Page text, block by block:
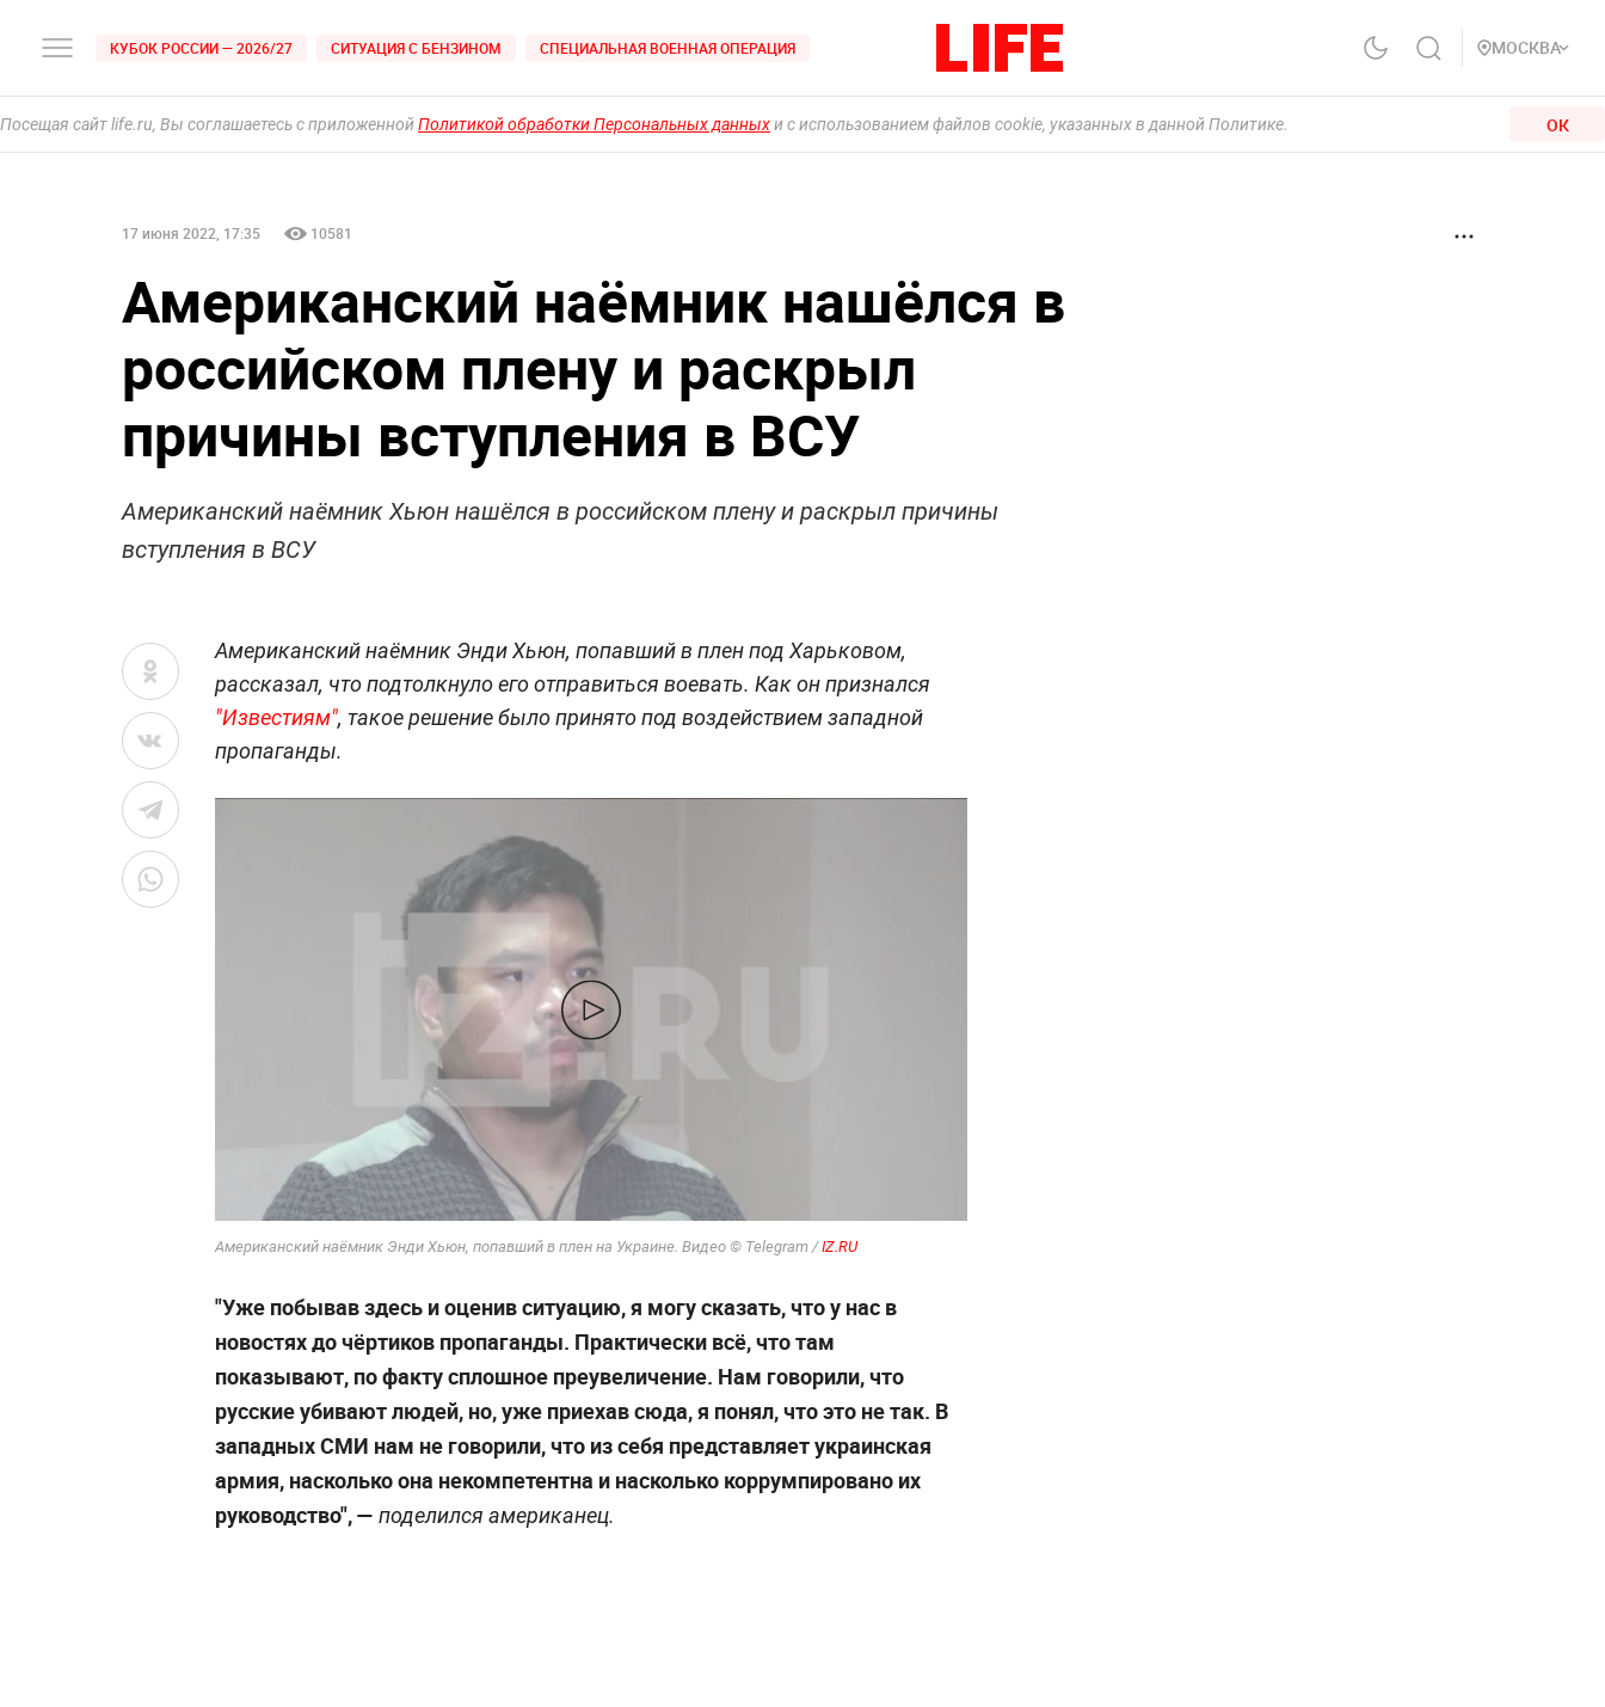
КУБОК РОССИИ — 2026/27 СИТУАЦИЯ С БЕНЗИНОМ СПЕЦИАЛЬНАЯ ВОЕННАЯ ОПЕРАЦИЯ МОСКВА
Посещая сайт life.ru, Вы соглашаетесь с приложеннойПолитикой обработки Персональных данныхи с использованием файлов cookie, указанных в данной Политике. ОК
17 июня 2022, 17:35 10581
Американский наёмник нашёлся в
российском плену и раскрыл
причины вступления в ВСУ
Американский наёмник Хьюн нашёлся в российском плену и раскрыл причины
вступления в ВСУ
Американский наёмник Энди Хьюн, попавший в плен под Харьковом,
рассказал, что подтолкнуло его отправиться воевать. Как он признался
"Известиям", такое решение было принято под воздействием западной
пропаганды.
Американский наёмник Энди Хьюн, попавший в плен на Украине. Видео © Telegram /IZ.RU
"Уже побывав здесь и оценив ситуацию, я могу сказать, что у нас в
новостях до чёртиков пропаганды. Практически всё, что там
показывают, по факту сплошное преувеличение. Нам говорили, что
русские убивают людей, но, уже приехав сюда, я понял, что это не так. В
западных СМИ нам не говорили, что из себя представляет украинская
армия, насколько она некомпетентна и насколько коррумпировано их
руководство", — поделился американец.